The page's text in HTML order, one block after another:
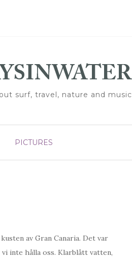
surf, travel, nature and music
PICTURES
av Gran Canaria. Det var
inte hålla oss. Klarblått vatten,